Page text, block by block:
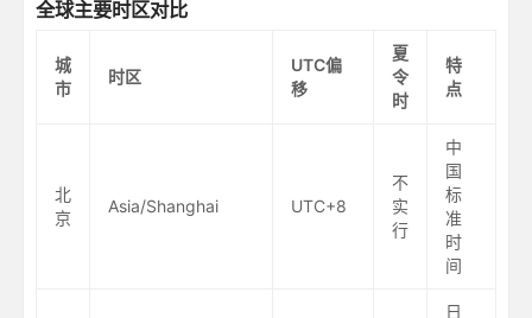
全球主要时区对比
城
市
时区
UTC偏
移
夏
令
时
特
点
北
京
Asia/Shanghai UTC+8
不
实
行
中
国
标
准
时
间
日